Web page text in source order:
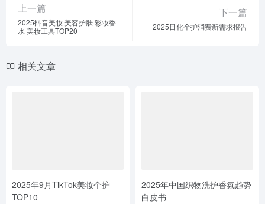
上一篇
2025抖音美妆 美容护肤 彩妆香
水 美妆工具TOP20
下一篇
2025日化个护消费新需求报告
相关文章
2025年9月TikTok美妆个护
TOP10
2025年中国织物洗护香氛趋势
白皮书